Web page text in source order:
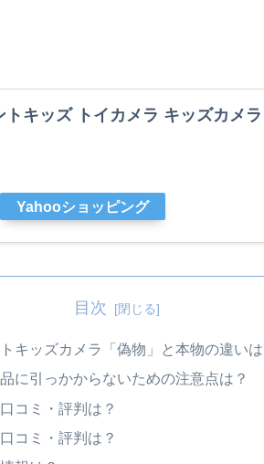
キッズ トイカメラ キッズカメ
Yahooショッピング
目次
キッズカメラ「偽物」と本物の違いは
に引っかからないための注意点は？
コミ・評判は？
コミ・評判は？